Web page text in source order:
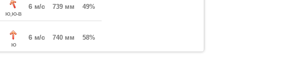
Ю,Ю-В
6 м/с 739 мм 49%
Ю
6 м/с 740 мм 58%